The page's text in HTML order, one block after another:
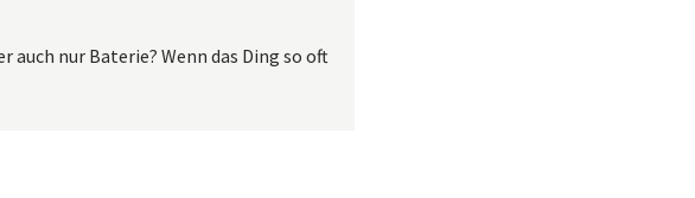
auch nur Baterie? Wenn das Ding so oft